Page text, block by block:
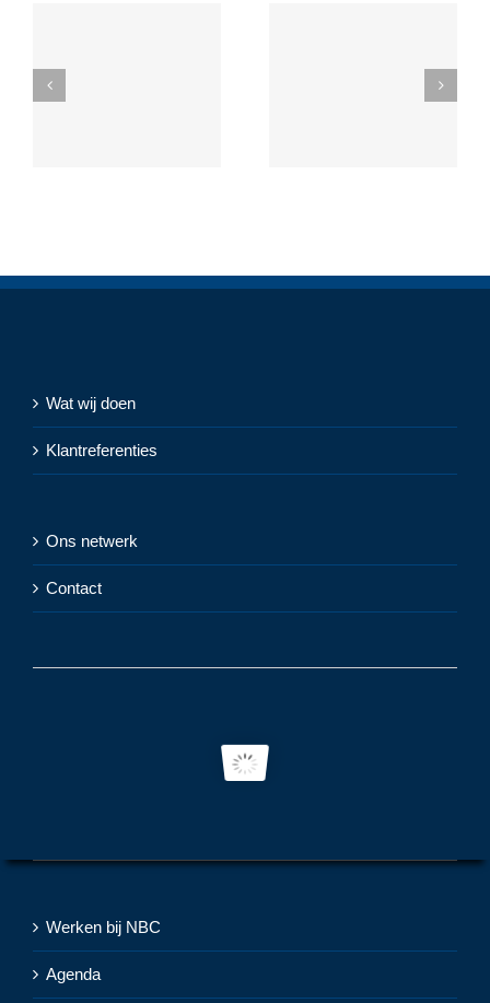
Wat wij doen
Klantreferenties
Ons netwerk
Contact
Werken bij NBC
Agenda